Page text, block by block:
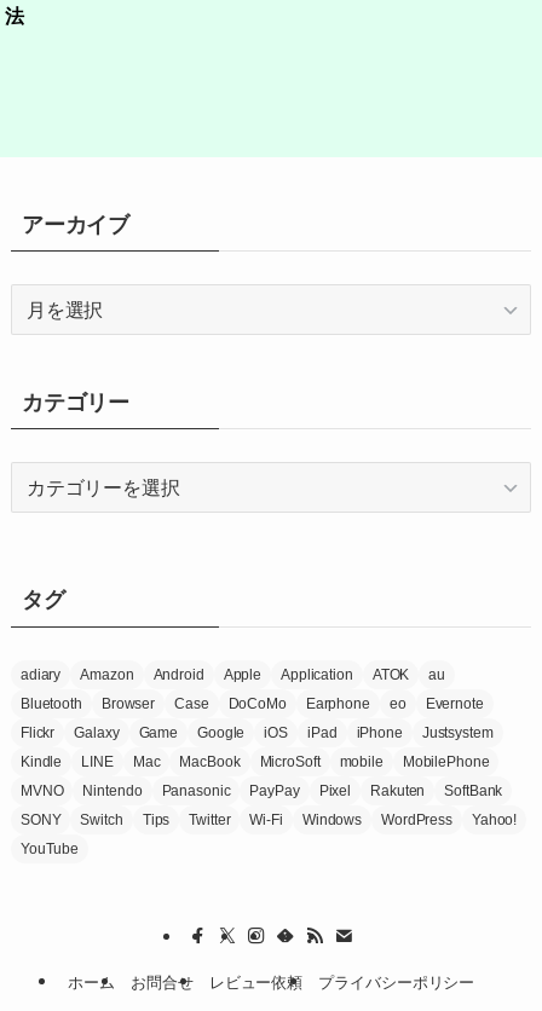
法
アーカイブ
ブ
カテゴリー
ータグ
adiary Amazon Android Apple Application ATOK
au
Bluetooth
Browser Case DoCoMo Earphone eo
Evernote
Flickr
Galaxy Game Google iOS iPad iPhone
Justsystem
Kindle
LINE Mac MacBook MicroSoft mobile
MobilePhone
MVNO
Nintendo Panasonic PayPay Pixel Rakuten
SoftBank
SONY
Switch Tips Twitter Wi-Fi Windows WordPress
Yahoo!
YouTube
ホーム お問合せ レビュー依頼 プライバシーポリシー